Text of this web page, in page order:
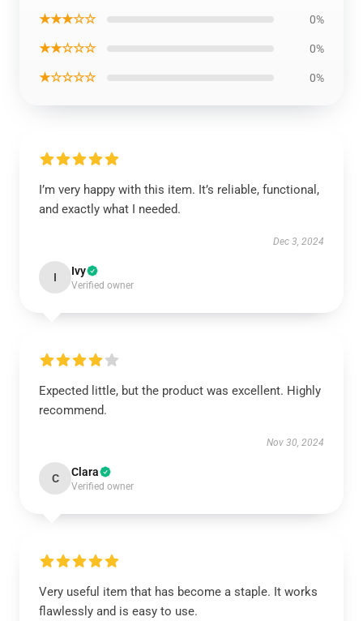
★★★☆☆ 0%
★★☆☆☆ 0%
★☆☆☆☆ 0%
I’m very happy with this item. It’s reliable, functional,
and exactly what I needed.
Dec 3, 2024
I Ivy
Verified owner
Expected little, but the product was excellent. Highly
recommend.
Nov 30, 2024
C Clara
Verified owner
Very useful item that has become a staple. It works
flawlessly and is easy to use.